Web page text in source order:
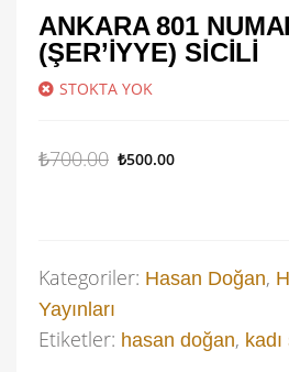
ANKARA 801
(ŞER’IYYE) SICILI
STOKTA YOK
₺700.00 ₺500.00
Kategoriler: Hasan Doğan,
Yayınları
Etiketler: hasan doğan,